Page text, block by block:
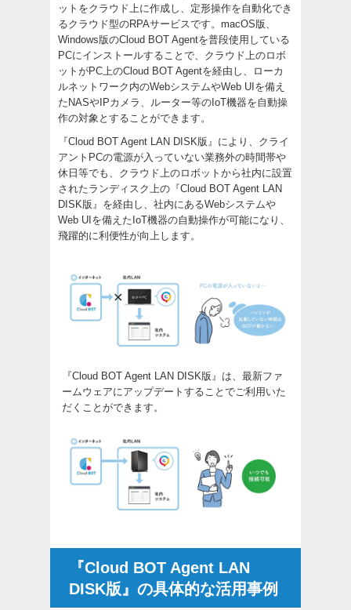
ットをクラウド上に作成し、定形操作を自動化でき
るクラウド型のRPAサービスです。macOS版、
Windows版のCloud BOT Agentを普段使用している
PCにインストールすることで、クラウド上のロボ
ットがPC上のCloud BOT Agentを経由し、ローカ
ルネットワーク内のWebシステムやWeb UIを備え
たNASやIPカメラ、ルーター等のIoT機器を自動操
作の対象とすることができます。
『Cloud BOT Agent LAN DISK版』により、クライ
アントPCの電源が入っていない業務外の時間帯や
休日等でも、クラウド上のロボットから社内に設置
されたランディスク上の『Cloud BOT Agent LAN
DISK版』を経由し、社内にあるWebシステムや
Web UIを備えたIoT機器の自動操作が可能になり、
飛躍的に利便性が向上します。
『Cloud BOT Agent LAN DISK版』は、最新ファ
ームウェアにアップデートすることでご利用いた
だくことができます。
『Cloud BOT Agent LAN
DISK版』の具体的な活用事例